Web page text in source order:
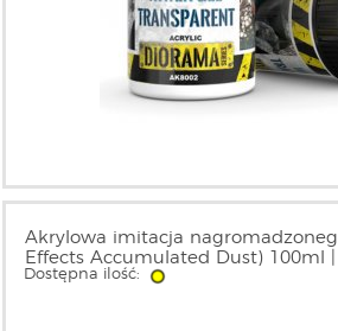
Akrylowa imitacja
Effects Accumulated Dust) 100ml |
Dostępna ilość: